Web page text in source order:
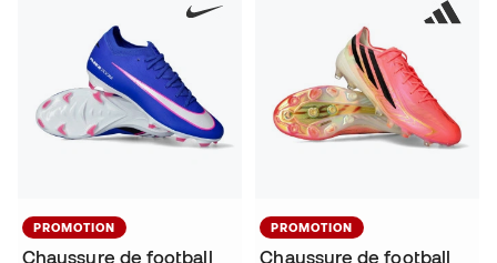
PROMOTION
Chaussure de football
PROMOTION
Chaussure de football